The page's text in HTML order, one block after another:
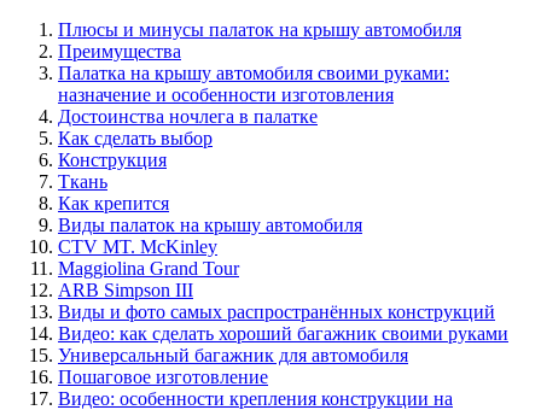
Плюсы и минусы палаток на крышу автомобиля
Преимущества
Палатка на крышу автомобиля своими руками:
назначение и особенности изготовления
Достоинства ночлега в палатке
Как сделать выбор
Конструкция
Ткань
Как крепится
Виды палаток на крышу автомобиля
CTV MT. McKinley
Maggiolina Grand Tour
ARB Simpson III
Виды и фото самых распространённых конструкций
Видео: как сделать хороший багажник своими руками
Универсальный багажник для автомобиля
Пошаговое изготовление
Видео: особенности крепления конструкции на